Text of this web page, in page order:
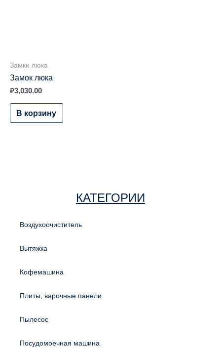
Замки люка
Замок люка
₽3,030.00
В корзину
КАТЕГОРИИ
Воздухоочиститель
Вытяжка
Кофемашина
Плиты, варочные панели
Пылесос
Посудомоечная машина